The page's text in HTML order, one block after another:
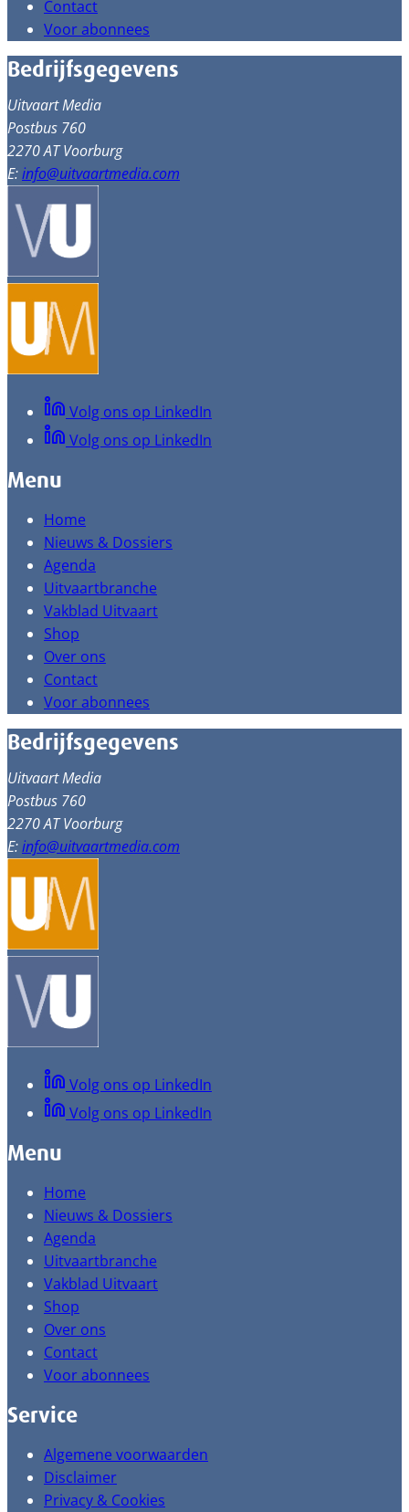
Contact
Voor abonnees
Bedrijfsgegevens
Uitvaart Media
Postbus 760
2270 AT Voorburg
E:info@uitvaartmedia.com
Volg ons op LinkedIn
Volg ons op LinkedIn
Menu
Home
Nieuws & Dossiers
Agenda
Uitvaartbranche
Vakblad Uitvaart
Shop
Over ons
Contact
Voor abonnees
Bedrijfsgegevens
Uitvaart Media
Postbus 760
2270 AT Voorburg
E:info@uitvaartmedia.com
Volg ons op LinkedIn
Volg ons op LinkedIn
Menu
Home
Nieuws & Dossiers
Agenda
Uitvaartbranche
Vakblad Uitvaart
Shop
Over ons
Contact
Voor abonnees
Service
Algemene voorwaarden
Disclaimer
Privacy & Cookies